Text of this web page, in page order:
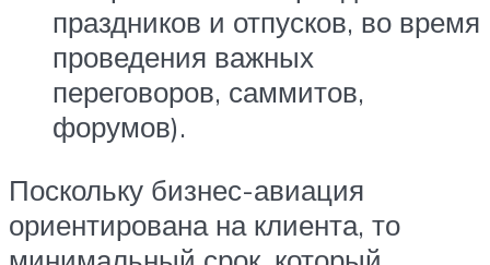
праздников и отпусков, во время
проведения важных
переговоров, саммитов,
форумов).
Поскольку бизнес-авиация
ориентирована на клиента, то